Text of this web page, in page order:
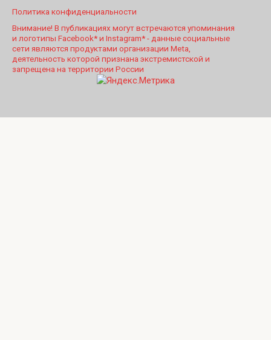
Политика конфиденциальности
Внимание! В публикациях могут встречаются упоминания
и логотипы Facebook* и Instagram* - данные социальные
сети являются продуктами организации Meta,
деятельность которой признана экстремистской и
запрещена на территории России